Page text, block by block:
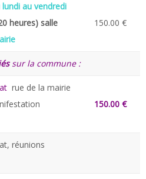
au vendredi
heures) salle
150.00 €
sur la commune :
rue de la mairie
150.00 €
réunions